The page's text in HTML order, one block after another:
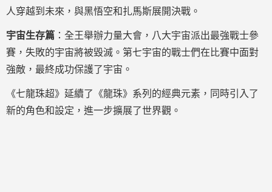
人穿越到未來，與黑悟空和扎馬斯展開決戰。
宇宙生存篇 ：全王舉辦力量大會，八大宇宙派出最強戰士參
賽，失敗的宇宙將被毀滅。第七宇宙的戰士們在比賽中面對
強敵，最終成功保護了宇宙。
《七龍珠超》延續了《龍珠》系列的經典元素，同時引入了
新的角色和設定，進一步擴展了世界觀。